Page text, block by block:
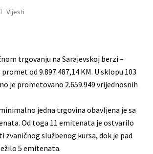
Vijesti
trgovanju na Sarajevskoj berzi –
od 9.897.487,14 KM. U sklopu 103
je prometovano 2.659.949 vrijednosnih
jedna trgovina obavljena je sa
Od toga 11 emitenata je ostvarilo
zvaničnog službenog kursa, dok je pad
5 emitenata.